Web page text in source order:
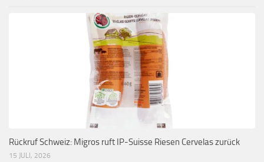
Rückruf Schweiz: Migros ruft IP-Suisse Riesen Cervelas zurück
15 JULI, 2026